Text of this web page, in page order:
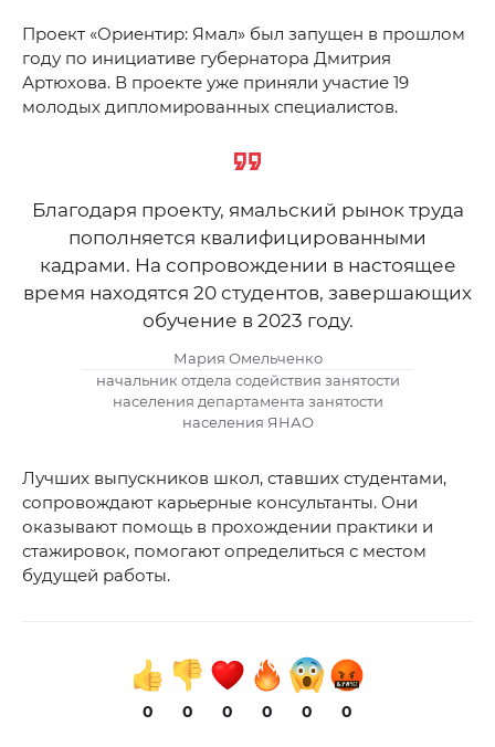
Проект «Ориентир: Ямал» был запущен в прошлом
году по инициативе губернатора Дмитрия
Артюхова. В проекте уже приняли участие 19
молодых дипломированных специалистов.
Благодаря проекту, ямальский рынок труда
пополняется квалифицированными
кадрами. На сопровождении в настоящее
время находятся 20 студентов, завершающих
обучение в 2023 году.
Мария Омельченко
начальник отдела содействия занятости
населения департамента занятости
населения ЯНАО
Лучших выпускников школ, ставших студентами,
сопровождают карьерные консультанты. Они
оказывают помощь в прохождении практики и
стажировок, помогают определиться с местом
будущей работы.
0 0 0 0 0 0